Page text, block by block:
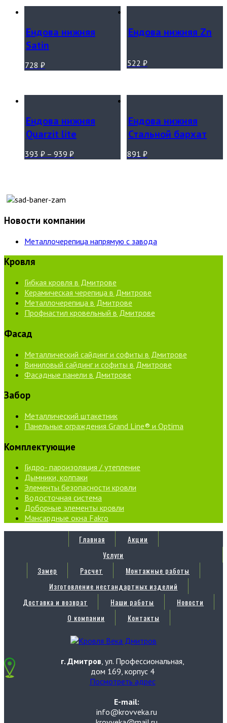
Ендова нижняя
Satin
728 ₽
Ендова нижняя Zn
522 ₽
Ендова нижняя
Quarzit lite
393 ₽ – 939 ₽
Ендова нижняя
Стальной бархат
891 ₽
Новости компании
Металлочерепица напрямую с завода
Кровля
Гибкая кровля в Дмитрове
Керамическая черепица в Дмитрове
Металлочерепица в Дмитрове
Профнастил кровельный в Дмитрове
Фасад
Металлический сайдинг и софиты в Дмитрове
Виниловый сайдинг и софиты в Дмитрове
Фасадные панели в Дмитрове
Забор
Металлический штакетник
Панельные ограждения Grand Line® и Optima
Комплектующие
Гидро- пароизоляция / утепление
Дымники, колпаки
Элементы безопасности кровли
Водосточная система
Доборные элементы кровли
Мансардные окна Fakro
Главная
Акции
Услуги
Замер
Расчет
Монтажные работы
Изготовление нестандартных изделий
Доставка и возврат
Наши работы
Новости
О компании
Контакты
г. Дмитров, ул. Профессиональная,
дом 169, корпус 4
Посмотреть адрес
E-mail:
info@krovveka.ru